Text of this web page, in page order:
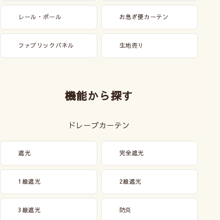
レール・ポール お急ぎ便カーテン
ファブリックパネル 生地売り
機能から探す
ドレープカーテン
遮光 完全遮光
1級遮光 2級遮光
3級遮光 防炎